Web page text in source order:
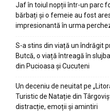
Jaf în toiul nopții într-un parc
bărbați și o femeie au fost
impresionantă în urma
S-a stins din viață un îndrăgit
Butcă, o viață întreagă în
din Pucioasa și Cucuteni
Un deceniu de neuitat pe
Turistic de Natație din
distracție, emoții și amintiri